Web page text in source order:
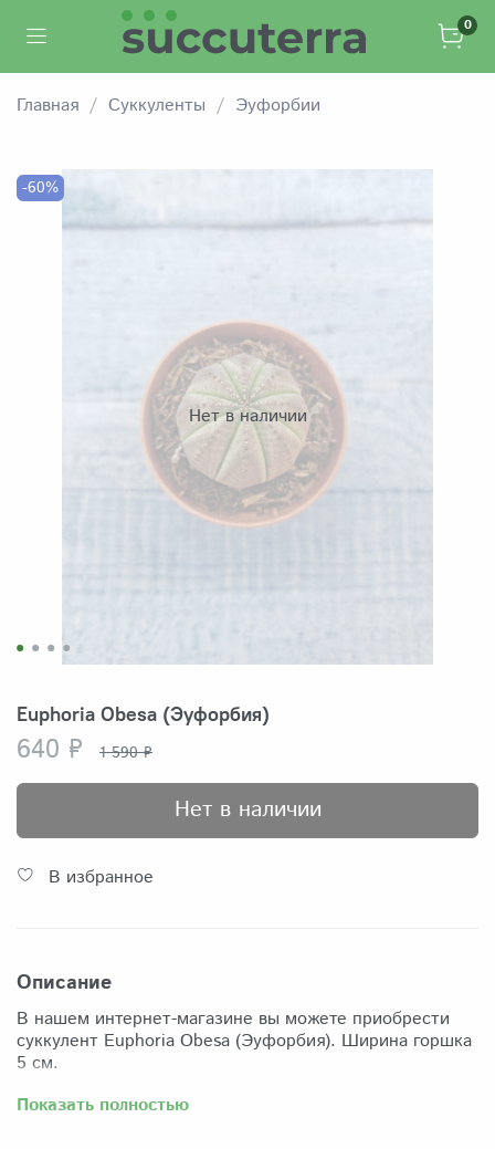
0
Главная Суккуленты Эуфорбии
Нет в наличии
-60%
Euphoria Obesa (Эуфорбия)
640 ₽ 1 590 ₽
Нет в наличии
В избранное
Описание
В нашем интернет-магазине вы можете приобрести
суккулент Euphoria Obesa (Эуфорбия). Ширина горшка
5 см.
Забрать растение можно самовывозом из нашего
Показать полностью